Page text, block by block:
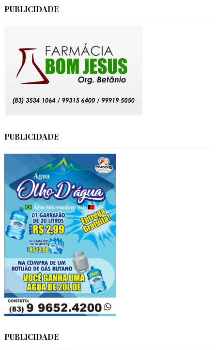
PUBLICIDADE
PUBLICIDADE
PUBLICIDADE